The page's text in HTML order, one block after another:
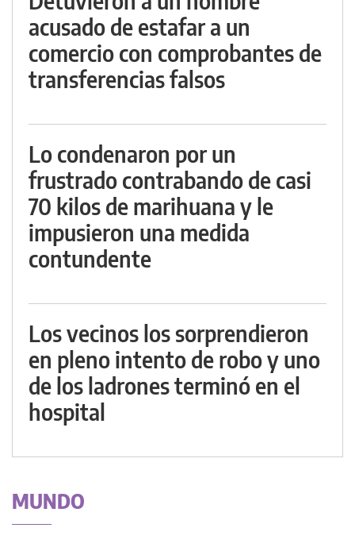
acusado de estafar a un
comercio con comprobantes de
transferencias falsos
Lo condenaron por un
frustrado contrabando de casi
70 kilos de marihuana y le
impusieron una medida
contundente
Los vecinos los sorprendieron
en pleno intento de robo y uno
de los ladrones terminó en el
hospital
MUNDO